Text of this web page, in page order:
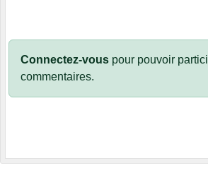
Connectez-vous pour pouvoir
commentaires.